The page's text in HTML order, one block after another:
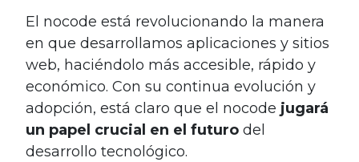
El nocode está revolucionando la manera
en que desarrollamos aplicaciones y sitios
web, haciéndolo más accesible, rápido y
económico. Con su continua evolución y
adopción, está claro que el nocode jugará
un papel crucial en el futuro del
desarrollo tecnológico.